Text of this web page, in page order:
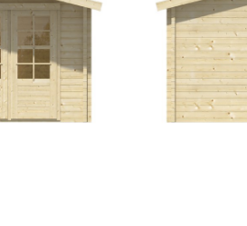
Auf Lager
Nicht auf
02953-
Projektpreis anfragen*